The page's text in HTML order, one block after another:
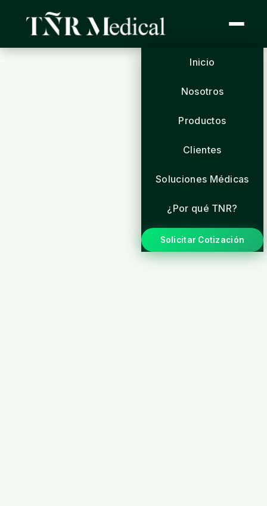
Inicio
Nosotros
Productos
Clientes
Soluciones Médicas
¿Por qué TNR?
Solicitar Cotización